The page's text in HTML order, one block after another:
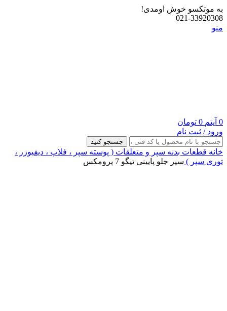
به موتکسو خوش اومدی!
021-33920308
منو
0 آیتم 0 تومان
ورود / ثبت نام
جستجو کنید
خانه قطعات بدنه سپر و متعلقات ( پوسته سپر ، فلاپ ، دیفیوزر ،
توری سپر ) سپر جلو پایینی تیگو 7 پرومکس